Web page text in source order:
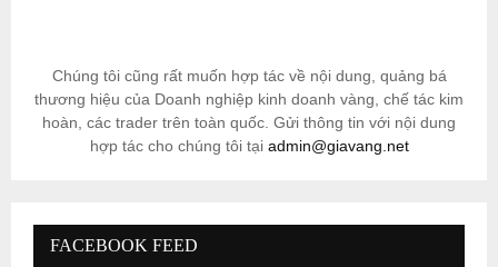
Chúng tôi cũng rất muốn hợp tác về nội dung, quảng bá
thương hiệu của Doanh nghiệp kinh doanh vàng, chế tác kim
hoàn, các trader trên toàn quốc. Gửi thông tin với nội dung
hợp tác cho chúng tôi tại admin@giavang.net
FACEBOOK FEED